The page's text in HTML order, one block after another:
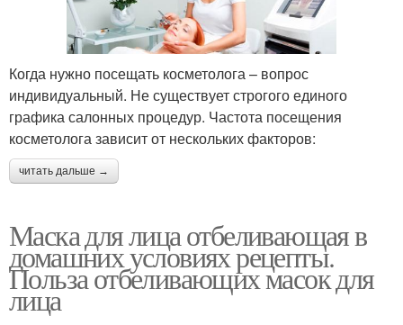
Когда нужно посещать косметолога – вопрос
индивидуальный. Не существует строгого единого
графика салонных процедур. Частота посещения
косметолога зависит от нескольких факторов:
читать дальше →
Маска для лица отбеливающая в
домашних условиях рецепты.
Польза отбеливающих масок для
лица